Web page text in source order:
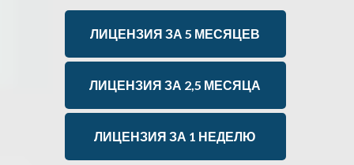
ЛИЦЕНЗИЯ ЗА 5 МЕСЯЦЕВ
ЛИЦЕНЗИЯ ЗА 2,5 МЕСЯЦА
ЛИЦЕНЗИЯ ЗА 1 НЕДЕЛЮ